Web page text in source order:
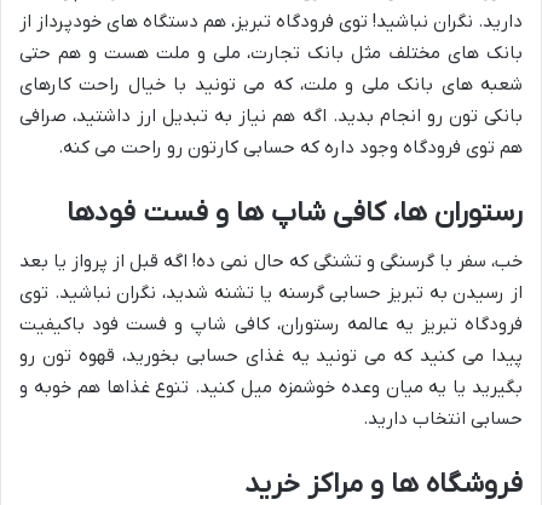
دارید. نگران نباشید! توی فرودگاه تبریز، هم دستگاه های خودپرداز از
بانک های مختلف مثل بانک تجارت، ملی و ملت هست و هم حتی
شعبه های بانک ملی و ملت، که می تونید با خیال راحت کارهای
بانکی تون رو انجام بدید. اگه هم نیاز به تبدیل ارز داشتید، صرافی
هم توی فرودگاه وجود داره که حسابی کارتون رو راحت می کنه.
رستوران ها، کافی شاپ ها و فست فودها
خب، سفر با گرسنگی و تشنگی که حال نمی ده! اگه قبل از پرواز یا بعد
از رسیدن به تبریز حسابی گرسنه یا تشنه شدید، نگران نباشید. توی
فرودگاه تبریز یه عالمه رستوران، کافی شاپ و فست فود باکیفیت
پیدا می کنید که می تونید یه غذای حسابی بخورید، قهوه تون رو
بگیرید یا یه میان وعده خوشمزه میل کنید. تنوع غذاها هم خوبه و
حسابی انتخاب دارید.
فروشگاه ها و مراکز خرید